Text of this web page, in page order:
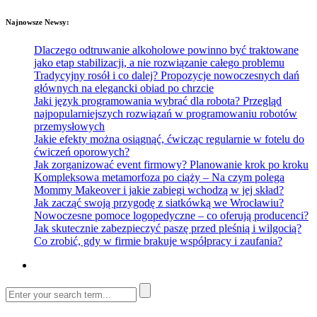
Najnowsze Newsy:
Dlaczego odtruwanie alkoholowe powinno być traktowane
jako etap stabilizacji, a nie rozwiązanie całego problemu
Tradycyjny rosół i co dalej? Propozycje nowoczesnych dań
głównych na elegancki obiad po chrzcie
Jaki język programowania wybrać dla robota? Przegląd
najpopularniejszych rozwiązań w programowaniu robotów
przemysłowych
Jakie efekty można osiągnąć, ćwicząc regularnie w fotelu do
ćwiczeń oporowych?
Jak zorganizować event firmowy? Planowanie krok po kroku
Kompleksowa metamorfoza po ciąży – Na czym polega
Mommy Makeover i jakie zabiegi wchodzą w jej skład?
Jak zacząć swoją przygodę z siatkówką we Wrocławiu?
Nowoczesne pomoce logopedyczne – co oferują producenci?
Jak skutecznie zabezpieczyć paszę przed pleśnią i wilgocią?
Co zrobić, gdy w firmie brakuje współpracy i zaufania?